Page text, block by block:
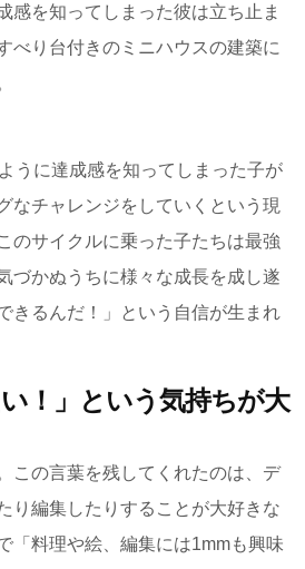
感を知ってしまった彼は立ち止ま
べり台付きのミニハウスの建築に
うに達成感を知ってしまった子が
なチャレンジをしていくという現
のサイクルに乗った子たちは最強
づかぬうちに様々な成長を成し遂
きるんだ！」という自信が生まれ
い！」という気持ちが大
この言葉を残してくれたのは、デ
り編集したりすることが大好きな
「料理や絵、編集には1mmも興味